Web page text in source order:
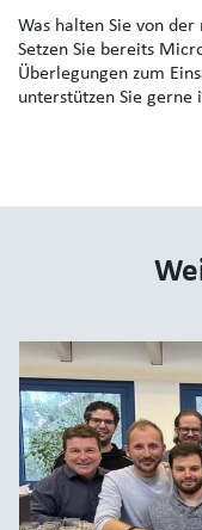
Was halten Sie von der
Setzen Sie bereits
Überlegungen zum
unterstützen Sie gerne